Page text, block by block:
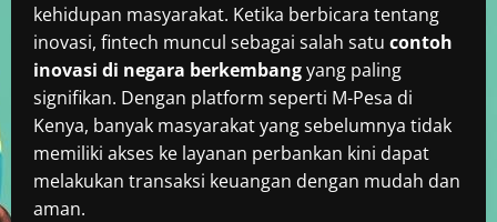
kehidupan masyarakat. Ketika berbicara tentang
inovasi, fintech muncul sebagai salah satu contoh
inovasi di negara berkembangyang paling
signifikan. Dengan platform seperti M-Pesa di
Kenya, banyak masyarakat yang sebelumnya tidak
memiliki akses ke layanan perbankan kini dapat
melakukan transaksi keuangan dengan mudah dan
aman.